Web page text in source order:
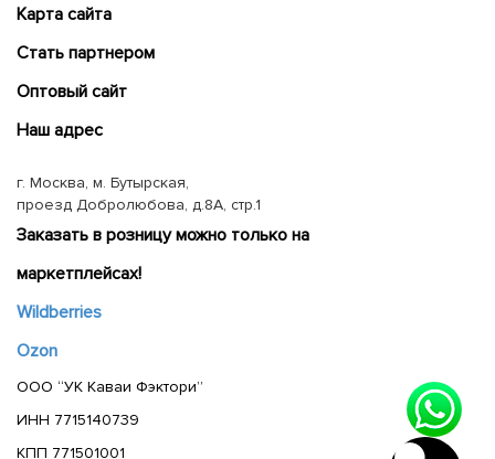
Карта сайта
Cтать партнером
Оптовый сайт
Наш адрес
г. Москва, м. Бутырская,
проезд Добролюбова, д.8А, стр.1
Заказать в розницу можно только на
маркетплейсах!
Wildberries
Ozon
ООО “УК Каваи Фэктори”
ИНН 7715140739
КПП 771501001